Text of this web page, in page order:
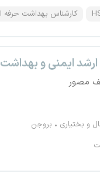
کارشناس بهداشت حرفه
ایمنی و بهداشت
مصور
و بختیاری
بروجن